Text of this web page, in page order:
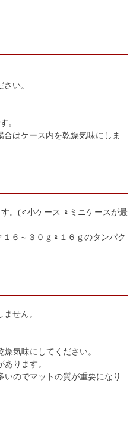
い。
。
はケース内を乾燥気味にしま
。(♂小ケース ♀ミニケースが最
６～３０ｇ♀１６ｇのタンパク
せん。
気味にしてください。
ります。
のでマットの質が重要になり